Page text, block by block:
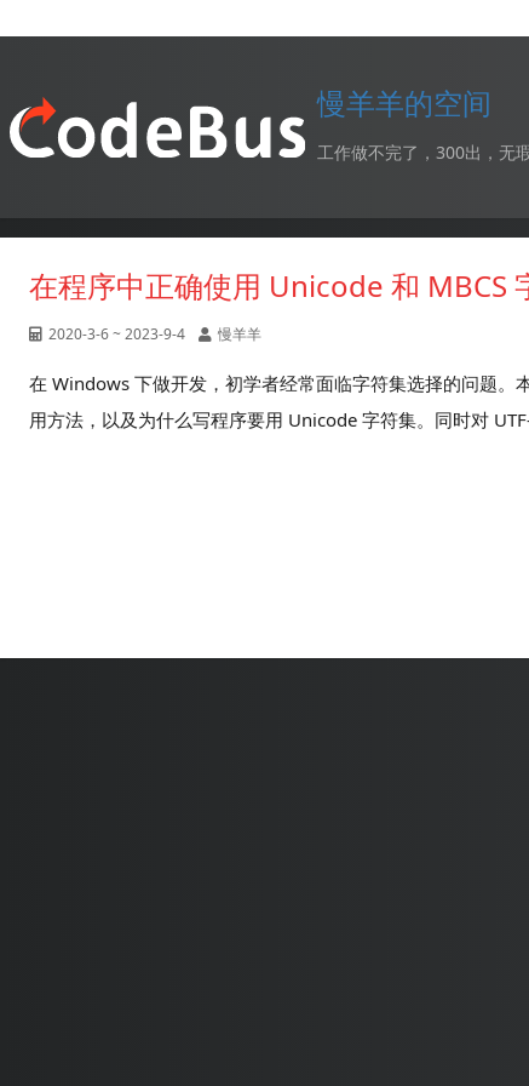
慢羊羊的空间
工作做不完了，300出，无瑕
在程序中正确使用 Unicode 和 MBCS
2020-3-6 ~ 2023-9-4 慢羊羊
在 Windows 下做开发，初学者经常面临字符集选择的问题。
用方法，以及为什么写程序要用 Unicode 字符集。同时对